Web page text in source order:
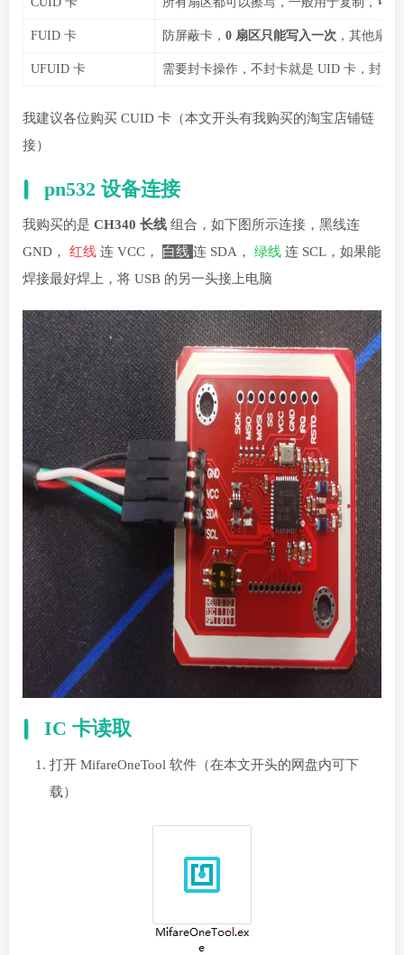
FUID 卡 防屏蔽卡， 0 扇区只能写入一次 ，其他扇
UFUID 卡 需要封卡操作，不封卡就是 UID 卡，封卡
我建议各位购买 CUID 卡（本文开头有我购买的淘宝店铺链
接）
pn532 设备连接
我购买的是 CH340 长线 组合，如下图所示连接，黑线连
GND， 红线 连 VCC， 白线 连 SDA， 绿线 连 SCL，如果能
焊接最好焊上，将 USB 的另一头接上电脑
IC 卡读取
打开 MifareOneTool 软件（在本文开头的网盘内可下
载）